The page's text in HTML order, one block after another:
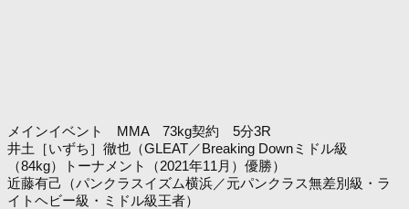
メインイベント MMA 73kg契約 5分3R
井土［いずち］徹也（GLEAT／Breaking Downミドル級
（84kg）トーナメント（2021年11月）優勝）
近藤有己（パンクラスイズム横浜／元パンクラス無差別級・ラ
イトヘビー級・ミドル級王者）